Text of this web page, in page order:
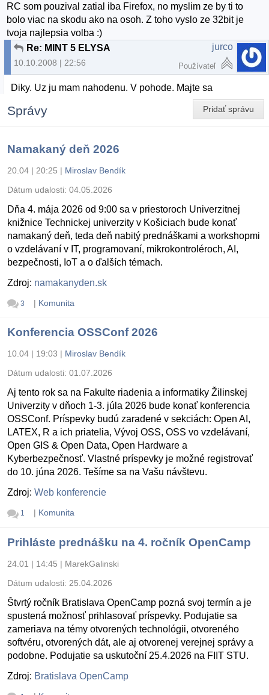
RC som pouzival zatial iba Firefox, no myslim ze by ti to
bolo viac na skodu ako na osoh. Z toho vyslo ze 32bit je
tvoja najlepsia volba :)
Re: MINT 5 ELYSA
10.10.2008 | 22:56
jurco
Používateľ
Diky. Uz ju mam nahodenu. V pohode. Majte sa
Pridať správu
Správy
Namakaný deň 2026
20.04 | 20:25 | Miroslav Bendík
Dátum udalosti: 04.05.2026
Dňa 4. mája 2026 od 9:00 sa v priestoroch Univerzitnej
knižnice Technickej univerzity v Košiciach bude konať
namakaný deň, teda deň nabitý prednáškami a workshopmi
o vzdelávaní v IT, programovaní, mikrokontroléroch, AI,
bezpečnosti, IoT a o ďalších témach.
Zdroj: namakanyden.sk
3 | Komunita
Konferencia OSSConf 2026
10.04 | 19:03 | Miroslav Bendík
Dátum udalosti: 01.07.2026
Aj tento rok sa na Fakulte riadenia a informatiky Žilinskej
Univerzity v dňoch 1-3. júla 2026 bude konať konferencia
OSSConf. Príspevky budú zaradené v sekciách: Open AI,
LATEX, R a ich priatelia, Vývoj OSS, OSS vo vzdelávaní,
Open GIS & Open Data, Open Hardware a
Kyberbezpečnosť. Vlastné príspevky je možné registrovať
do 10. júna 2026. Tešíme sa na Vašu návštevu.
Zdroj: Web konferencie
1 | Komunita
Prihláste prednášku na 4. ročník OpenCamp
24.01 | 14:45 | MarekGalinski
Dátum udalosti: 25.04.2026
Štvrtý ročník Bratislava OpenCamp pozná svoj termín a je
spustená možnosť prihlasovať príspevky. Podujatie sa
zameriava na témy otvorených technológii, otvoreného
softvéru, otvorených dát, ale aj otvorenej verejnej správy a
podobne. Podujatie sa uskutoční 25.4.2026 na FIIT STU.
Zdroj: Bratislava OpenCamp